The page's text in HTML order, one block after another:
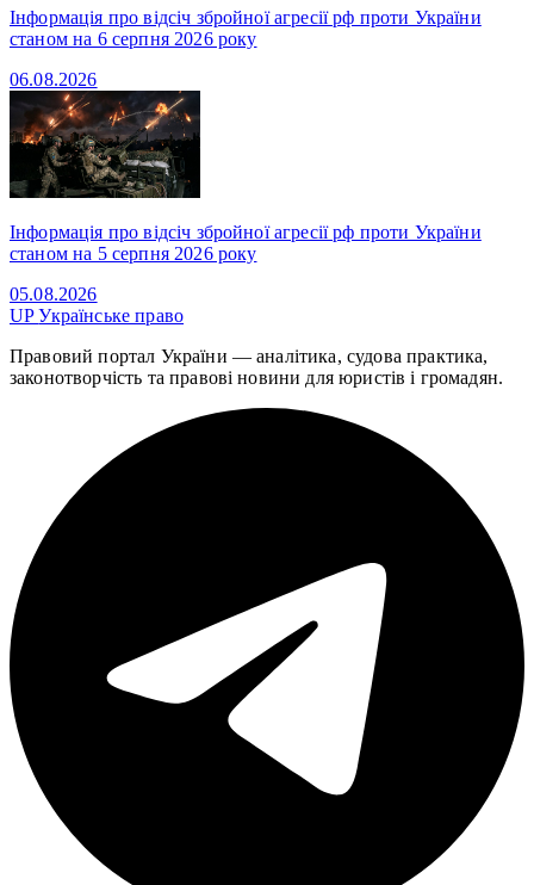
Інформація про відсіч збройної агресії рф проти України
станом на 6 серпня 2026 року
06.08.2026
Інформація про відсіч збройної агресії рф проти України
станом на 5 серпня 2026 року
05.08.2026
UPУкраїнське право
Правовий портал України — аналітика, судова практика,
законотворчість та правові новини для юристів і громадян.